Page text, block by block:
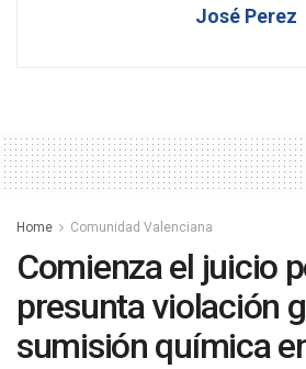
José Perez
Home Comunidad Valenciana
Comienza el juicio
presunta violación
sumisión química